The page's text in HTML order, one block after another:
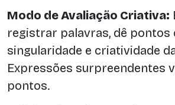
Modo de Avaliação Criativa:
registrar palavras, dê pontos
singularidade e criatividade
Expressões surpreendentes
pontos.